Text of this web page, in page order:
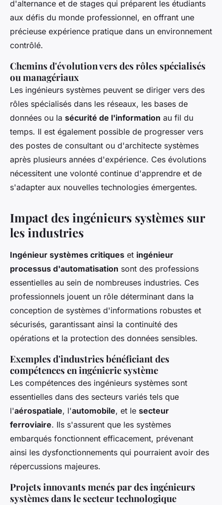
d'alternance et de stages qui préparent les étudiants
aux défis du monde professionnel, en offrant une
précieuse expérience pratique dans un environnement
contrôlé.
Chemins d'évolution vers des rôles spécialisés
ou managériaux
Les ingénieurs systèmes peuvent se diriger vers des
rôles spécialisés dans les réseaux, les bases de
données ou la sécurité de l'information au fil du
temps. Il est également possible de progresser vers
des postes de consultant ou d'architecte systèmes
après plusieurs années d'expérience. Ces évolutions
nécessitent une volonté continue d'apprendre et de
s'adapter aux nouvelles technologies émergentes.
Impact des ingénieurs systèmes sur
les industries
Ingénieur systèmes critiques et ingénieur
processus d'automatisation sont des professions
essentielles au sein de nombreuses industries. Ces
professionnels jouent un rôle déterminant dans la
conception de systèmes d'informations robustes et
sécurisés, garantissant ainsi la continuité des
opérations et la protection des données sensibles.
Exemples d'industries bénéficiant des
compétences en ingénierie système
Les compétences des ingénieurs systèmes sont
essentielles dans des secteurs variés tels que
l'aérospatiale, l'automobile, et le secteur
ferroviaire. Ils s'assurent que les systèmes
embarqués fonctionnent efficacement, prévenant
ainsi les dysfonctionnements qui pourraient avoir des
répercussions majeures.
Projets innovants menés par des ingénieurs
systèmes dans le secteur technologique